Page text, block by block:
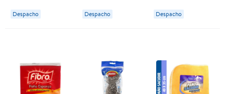
Despacho Despacho Despacho